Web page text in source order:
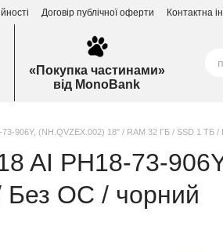
Договір публічної оферти Контактна
«Покупка частинами»
від MonoBank
906Y, (NH.QVZEX.002) 18" / RAM 32 ГБ / SSD 1 ТБ
AI PH18-73-
Без ОС / чорний